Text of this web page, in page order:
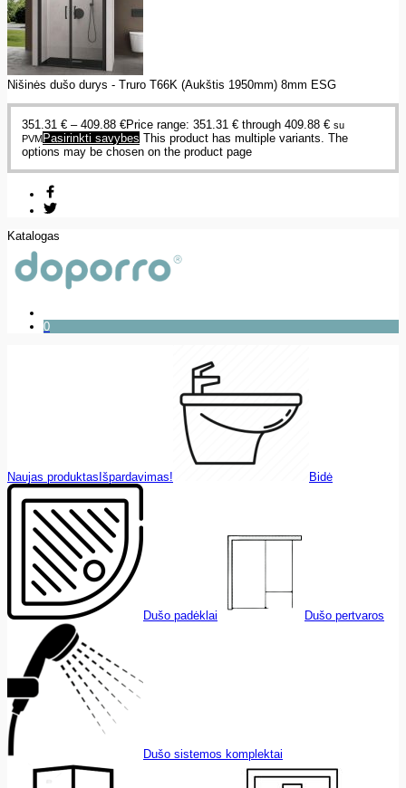
Nišinės dušo durys - Truro T66K (Aukštis 1950mm) 8mm ESG
351.31 € – 409.88 €Price range: 351.31 € through 409.88 € su
PVM Pasirinkti savybes This product has multiple variants. The
options may be chosen on the product page
Katalogas
0
Naujas produktas Išpardavimas! Bidė
Dušo padėklai Dušo pertvaros
Dušo sistemos komplektai